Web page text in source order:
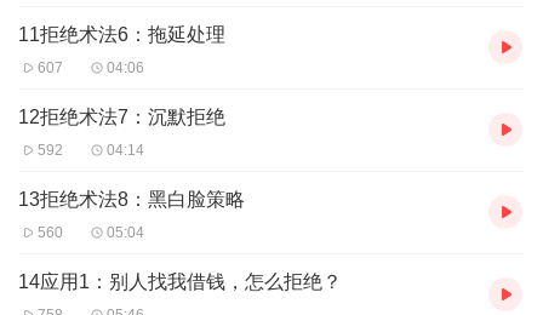
11拒绝术法6：拖延处理
607 04:06
12拒绝术法7：沉默拒绝
592 04:14
13拒绝术法8：黑白脸策略
560 05:04
14应用1：别人找我借钱，怎么拒绝？